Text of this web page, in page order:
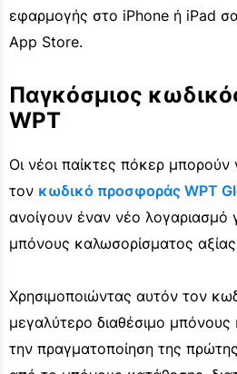
εφαρμογής στο iPhone ή iPad
App Store.
Παγκόσμιος
WPT
Οι νέοι παίκτες πόκερ μπορούν
τον κωδικό προσφοράς WPT
ανοίγουν έναν νέο λογαριασμό
μπόνους καλωσορίσματος
Χρησιμοποιώντας αυτόν τον
μεγαλύτερο διαθέσιμο
την πραγματοποίηση της